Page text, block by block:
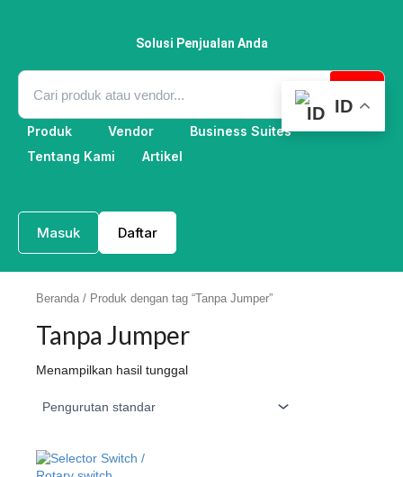
Solusi Penjualan Anda
Produk Vendor
Business Suites
Tentang Kami
Artikel
Masuk Daftar
Beranda / Produk dengan tag “Tanpa Jumper”
Tanpa Jumper
Menampilkan hasil tunggal
ID